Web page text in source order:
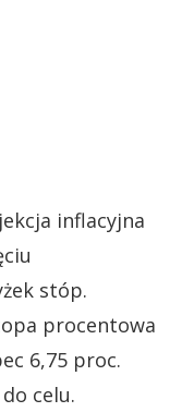
inflacyjna
stóp.
procentowa
6,75 proc.
celu.